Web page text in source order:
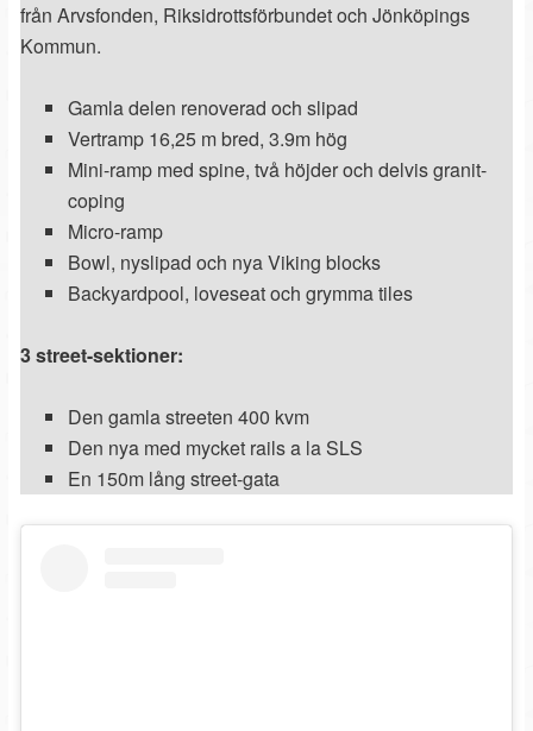
från Arvsfonden, Riksidrottsförbundet och Jönköpings
Kommun.
Gamla delen renoverad och slipad
Vertramp 16,25 m bred, 3.9m hög
Mini-ramp med spine, två höjder och delvis granit-
coping
Micro-ramp
Bowl, nyslipad och nya Viking blocks
Backyardpool, loveseat och grymma tiles
3 street-sektioner:
Den gamla streeten 400 kvm
Den nya med mycket rails a la SLS
En 150m lång street-gata